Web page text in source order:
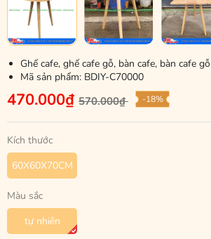
Ghế cafe, ghế cafe gỗ, bàn cafe, bàn cafe gỗ
Mã sản phẩm: BDIY-C70000
470.000₫ 570.000₫ -18%
Kích thước
60X60X70CM
Màu sắc
tự nhiên